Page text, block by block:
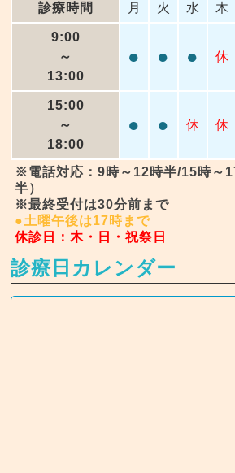
診療時間 月 火 水 木
9:00
～
13:00
● ● ● 休
15:00
～
18:00
● ● 休 休
※電話対応：9時～12時半/15時～
半）
※最終受付は30分前まで
●土曜午後は17時まで
休診日：木・日・祝祭日
診療日カレンダー